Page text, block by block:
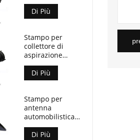
refrigerante
automobilistico
Di Più
Stampo per
collettore di
aspirazione
automobilistico
Di Più
Stampo per
antenna
automobilistica
con pinna di
squalo
Di Più